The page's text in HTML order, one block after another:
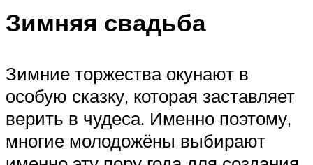
Зимняя свадьба
Зимние торжества окунают в
особую сказку, которая заставляет
верить в чудеса. Именно поэтому,
многие молодожёны выбирают